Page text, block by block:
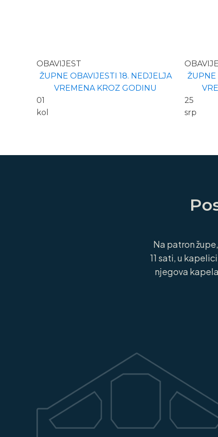
OBAVIJEST
ŽUPNE OBAVIJESTI 18. NEDJELJA
VREMENA KROZ GODINU
01
kol
ŽUPNE
25
srp
Na patron
11 sati, u
njegova